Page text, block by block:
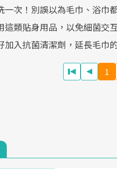
一次！別誤以為毛巾、浴巾
這類貼身用品，以免細菌交
加入抗菌清潔劑，延長毛巾
1